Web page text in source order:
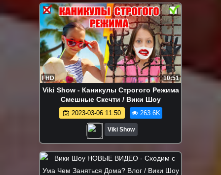
FHD 10:51
Viki Show - Каникулы Строгого Режима
Смешные Скечти / Вики Шоу
2023-03-06 11:50 263.6K
Viki Show